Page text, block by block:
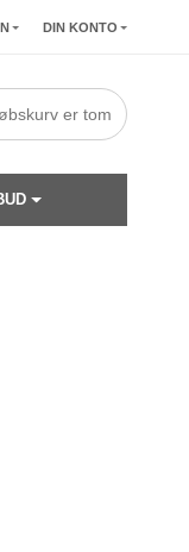
DIN KONTO
er tom